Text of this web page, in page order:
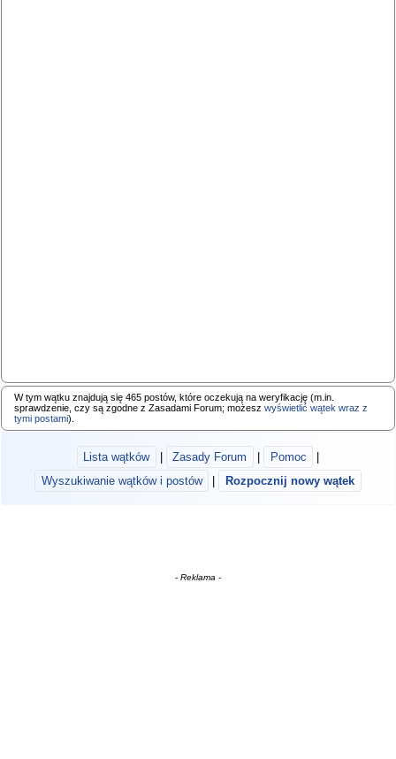
W tym wątku znajdują się 465 postów, które oczekują na weryfikację (m.in.
sprawdzenie, czy są zgodne z Zasadami Forum; możeszwyświetlić wątek wraz z
tymi postami).
Lista wątków | Zasady Forum | Pomoc
|
Wyszukiwanie wątków i postów
| Rozpocznij nowy wątek
- Reklama -